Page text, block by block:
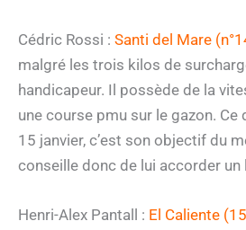
Cédric Rossi : Santi del Mare
malgré les trois kilos de
handicapeur. Il possède de la
une course pmu sur le gazon. Ce
15 janvier, c’est son objectif du
conseille donc de lui accorder un
Henri-Alex Pantall : El Caliente